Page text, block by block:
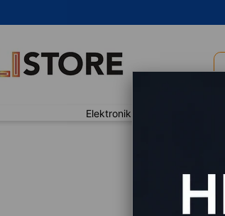
Elektronik